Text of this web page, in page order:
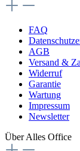
FAQ
AGB
Versand &
Widerruf
Garantie
Wartung
Impressum
Newsletter
Über Alles Office